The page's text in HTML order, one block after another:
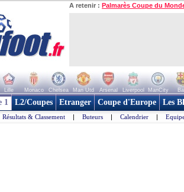
A retenir : Palmarès Coupe du
Lille Monaco Chelsea Man Utd Arsenal Liverpool ManCity
1 L2/Coupes Etranger Coupe d'Europe Les
Résultats & Classement | Buteurs | Calendrier |